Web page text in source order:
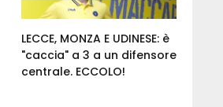
LECCE, MONZA E UDINESE: è
"caccia" a 3 a un difensore
centrale. ECCOLO!